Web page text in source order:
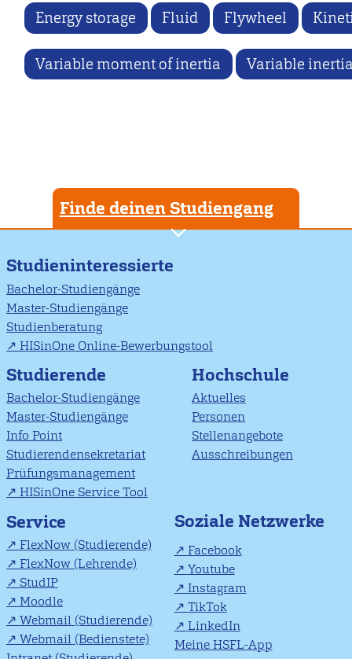
Energy storage Fluid Flywheel
Variable moment of inertia Variable
Finde deinen Studiengang
Studieninteressierte
Bachelor-Studiengänge
Master-Studiengänge
Studienberatung
HISinOne Online-Bewerbungstool
Studierende
Bachelor-Studiengänge
Master-Studiengänge
Info Point
Studierendensekretariat
Prüfungsmanagement
HISinOne Service Tool
Hochschule
Aktuelles
Personen
Stellenangebote
Ausschreibungen
Service
FlexNow (Studierende)
FlexNow (Lehrende)
StudIP
Moodle
Webmail (Studierende)
Webmail (Bedienstete)
Soziale Netzwerke
Facebook
Youtube
Instagram
TikTok
LinkedIn
Meine HSFL-App